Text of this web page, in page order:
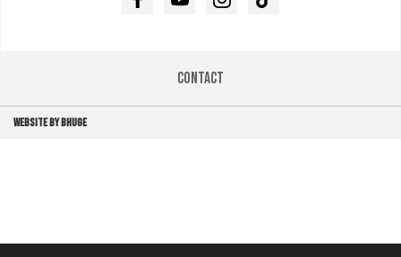
FacebookYoutubeInstagramTikTok
Contact
WEBSITE BY BHUGE